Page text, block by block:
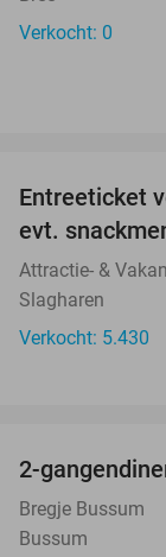
Verkocht: 0
Entreeticket
evt.
Attractie- &
Slagharen
Verkocht: 5.430
2-
Bregje Bussum
Bussum